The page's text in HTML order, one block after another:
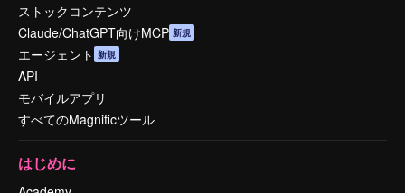
ストックコンテンツ
Claude/ChatGPT向けMCP 新規
エージェント 新規
API
モバイルアプリ
すべてのMagnificツール
はじめに